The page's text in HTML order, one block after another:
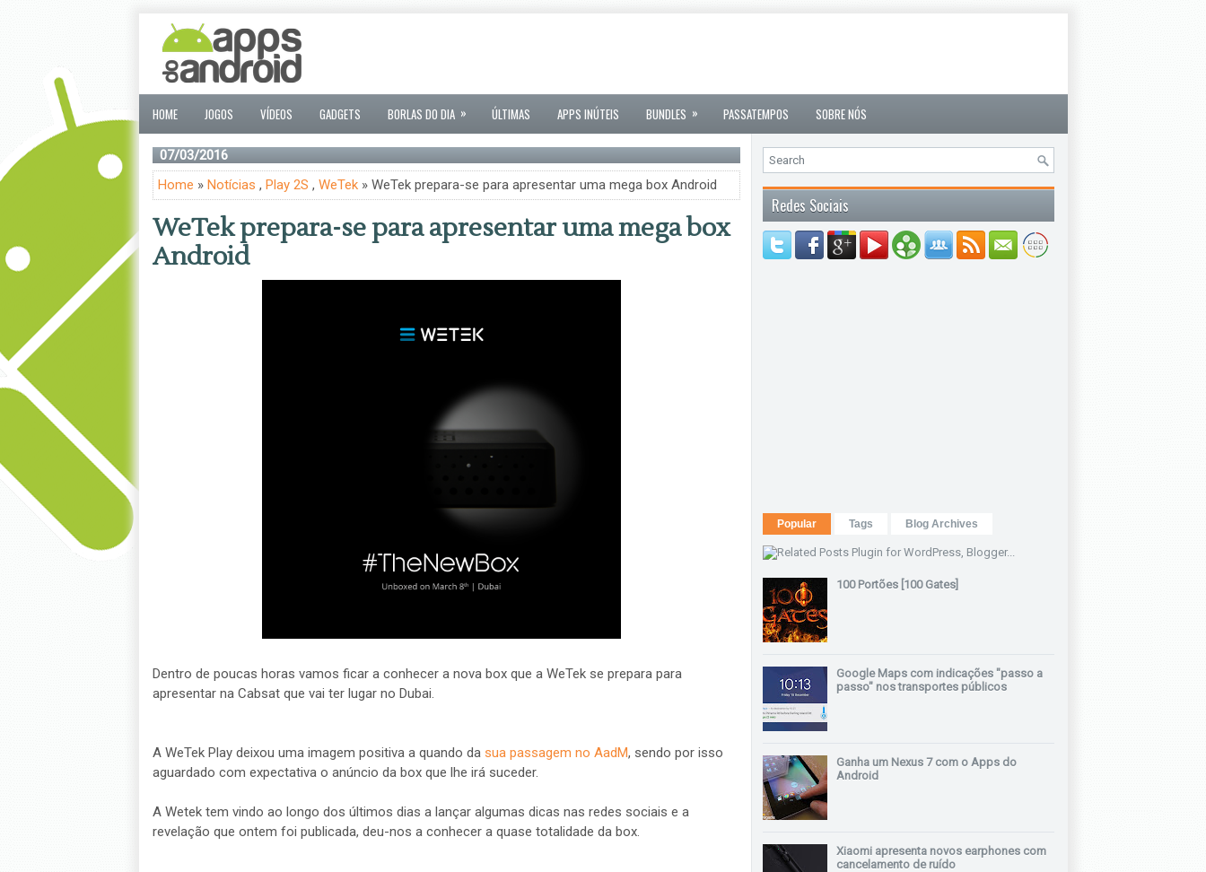
HOME JOGOS VÍDEOS GADGETS BORLAS DO DIA » ÚLTIMAS APPS INÚTEIS BUNDLES » PASSATEMPOS SOBRE NÓS
07/03/2016
Home » Notícias , Play 2S , WeTek» WeTek prepara-se para apresentar uma mega box Android
WeTek prepara-se para apresentar uma mega box
Android
Dentro de poucas horas vamos ficar a conhecer a nova box que a WeTek se prepara para
apresentar na Cabsat que vai ter lugar no Dubai.
A WeTek Play deixou uma imagem positiva a quando da sua passagem no AadM, sendo por isso
aguardado com expectativa o anúncio da box que lhe irá suceder.
A Wetek tem vindo ao longo dos últimos dias a lançar algumas dicas nas redes sociais e a
revelação que ontem foi publicada, deu-nos a conhecer a quase totalidade da box.
Redes Sociais
Popular Tags Blog Archives
100 Portões [100 Gates]
Google Maps com indicações "passo a
passo" nos transportes públicos
Ganha um Nexus 7 com o Apps do
Android
Xiaomi apresenta novos earphones com
cancelamento de ruído